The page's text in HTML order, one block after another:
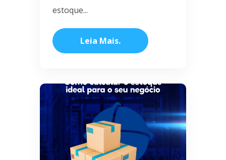
estoque...
Leia Mais